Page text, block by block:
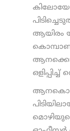
ആയിരം